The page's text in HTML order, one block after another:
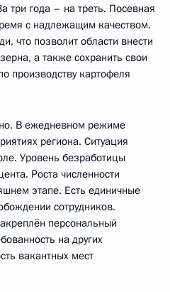
три года – на треть. Посевная
с надлежащим качеством.
что позволит области внести
а также сохранить свои
производству картофеля
В ежедневном режиме
региона. Ситуация
Уровень безработицы
Роста численности
этапе. Есть единичные
сотрудников.
персональный
на других
вакантных мест